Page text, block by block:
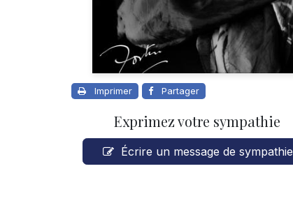
Imprimer Partager
Exprimez votre sympathie
Écrire un message de sympathie